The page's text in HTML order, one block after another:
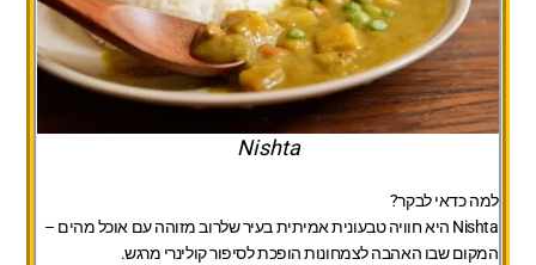
Nishta
למה כדאי לבקר?
Nishta היא חוויה טבעונית אמיתית בעיר שלרוב מזוהה עם אוכל מהים –
המקום שבו האהבה לצמחונות הופכת לסיפור קולינרי מרגש.